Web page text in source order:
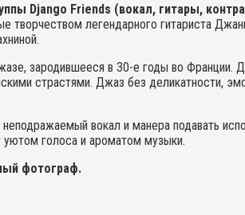
Django Friends (вокал, гитары,
легендарного гитариста
зародившееся в 30-е годы во
страстями. Джаз без деликатности,
вокал и манера подавать
голоса и ароматом музыки.
фотограф.